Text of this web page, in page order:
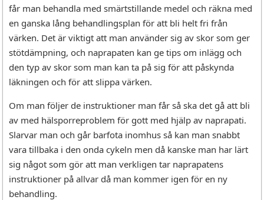
får man behandla med smärtstillande medel och räkna med
en ganska lång behandlingsplan för att bli helt fri från
värken. Det är viktigt att man använder sig av skor som ger
stötdämpning, och naprapaten kan ge tips om inlägg och
den typ av skor som man kan ta på sig för att påskynda
läkningen och för att slippa värken.
Om man följer de instruktioner man får så ska det gå att bli
av med hälsporreproblem för gott med hjälp av naprapati.
Slarvar man och går barfota inomhus så kan man snabbt
vara tillbaka i den onda cykeln men då kanske man har lärt
sig något som gör att man verkligen tar naprapatens
instruktioner på allvar då man kommer igen för en ny
behandling.